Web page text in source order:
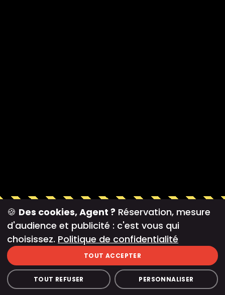
Avis Google
4.8
13 674 avis
🍪 Des cookies, Agent ? Réservation, mesure
d'audience et publicité : c'est vous qui
choisissez. Politique de confidentialité
TOUT REFUSER PERSONNALISER
TOUT ACCEPTER